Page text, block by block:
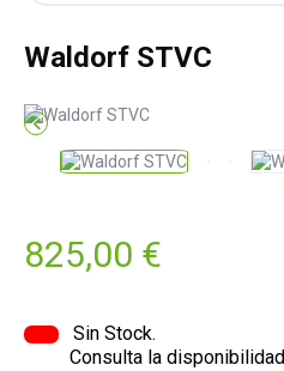
Waldorf STVC

825,00 €
Sin Stock.
Consulta la disponibilidad